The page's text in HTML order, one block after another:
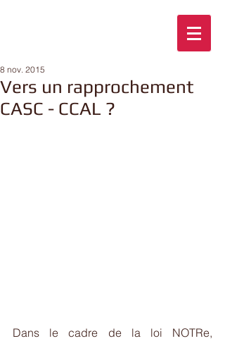
Vers un rapprochement
CASC - CCAL ?
8 nov. 2015
Dans le cadre de la loi NOTRe,